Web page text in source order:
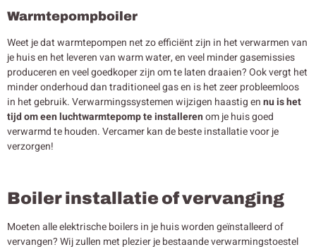
Warmtepompboiler
Weet je dat warmtepompen net zo efficiënt zijn in het verwarmen van
je huis en het leveren van warm water, en veel minder gasemissies
produceren en veel goedkoper zijn om te laten draaien? Ook vergt het
minder onderhoud dan traditioneel gas en is het zeer probleemloos
in het gebruik. Verwarmingssystemen wijzigen haastig ennu is het
tijd om een luchtwarmtepomp te installerenom je huis goed
verwarmd te houden. Vercamer kan de beste installatie voor je
verzorgen!
Boiler installatie of vervanging
Moeten alle elektrische boilers in je huis worden geïnstalleerd of
vervangen? Wij zullen met plezier je bestaande verwarmingstoestel